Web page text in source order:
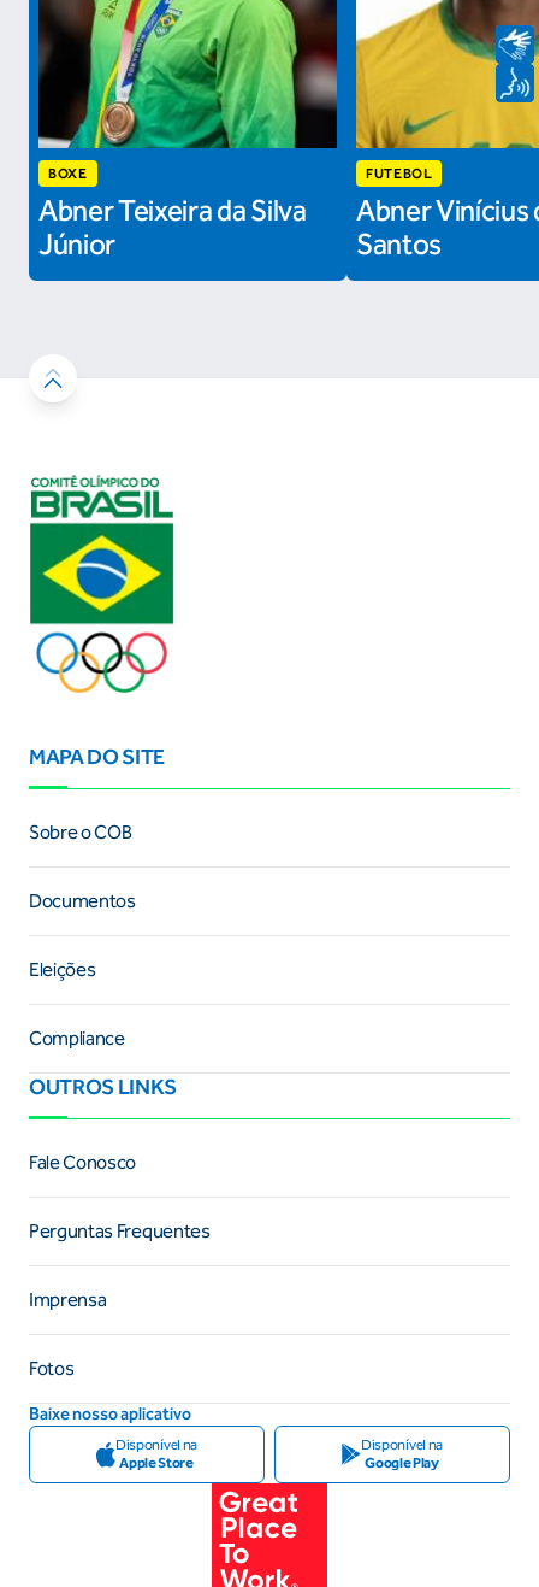
BOXE
Abner Teixeira da Silva
Júnior
FUTEBOL
Abner Vinícius
Santos
MAPA DO SITE
Sobre o COB
Documentos
Eleições
Compliance
OUTROS LINKS
Fale Conosco
Perguntas Frequentes
Imprensa
Fotos
Baixe nosso aplicativo
Disponível na
Apple Store
Disponível na
Google Play